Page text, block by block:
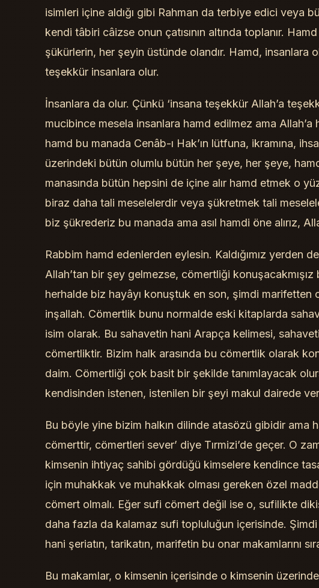
isimleri içine aldığı gibi Rahman da terbiye edici veya
kendi tâbiri câizse onun çatısının altında toplanır.
şükürlerin, her şeyin üstünde olandır. Hamd, insanlara
teşekkür insanlara olur.
İnsanlara da olur. Çünkü ‘insana teşekkür Allah’a
mucibince mesela insanlara hamd edilmez ama Allah’a
hamd bu manada Cenâb-ı Hak’ın lütfuna, ikramına,
üzerindeki bütün olumlu bütün her şeye, her şeye,
manasında bütün hepsini de içine alır hamd etmek o
biraz daha tali meselelerdir veya şükretmek tali
biz şükrederiz bu manada ama asıl hamdi öne alırız,
Rabbim hamd edenlerden eylesin. Kaldığımız yerden
Allah’tan bir şey gelmezse, cömertliği
herhalde biz hayâyı konuştuk en son, şimdi marifetten
inşallah. Cömertlik bunu normalde eski kitaplarda
isim olarak. Bu sahavetin hani Arapça kelimesi,
cömertliktir. Bizim halk arasında bu cömertlik olarak
daim. Cömertliği çok basit bir şekilde tanımlayacak
kendisinden istenen, istenilen bir şeyi makul dairede
Bu böyle yine bizim halkın dilinde atasözü gibidir ama
cömerttir, cömertleri sever’ diye Tırmizi’de geçer. O
kimsenin ihtiyaç sahibi gördüğü kimselere kendince
için muhakkak ve muhakkak olması gereken özel
cömert olmalı. Eğer sufi cömert değil ise o, sufilikte
daha fazla da kalamaz sufi topluluğun içerisinde. Şimdi
hani şeriatın, tarikatın, marifetin bu onar makamlarını
Bu makamlar, o kimsenin içerisinde o kimsenin